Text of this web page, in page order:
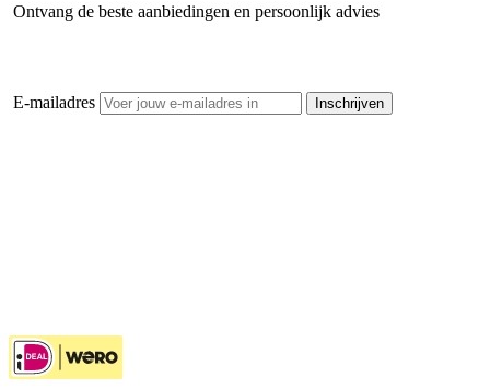
Ontvang de beste aanbiedingen en persoonlijk advies
E-mailadres Inschrijven